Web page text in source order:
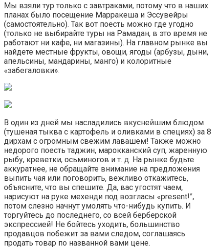
Мы взяли тур только с завтраками, потому что в наших
планах было посещение Марракеша и Эссувейры
(самостоятельно). Так вот поесть можно где угодно
(только не выбирайте туры на Рамадан, в это время не
работают ни кафе, ни магазины). На главном рынке вы
найдете местные фрукты, овощи, ягоды (арбузы, дыни,
апельсины, мандарины, манго) и колоритные
«забегаловки».
В один из дней мы насладились вкуснейшим блюдом
(тушеная тыква с картофель и оливками в специях) за 8
дирхам с огромным свежим лавашем! Также можно
недорого поесть таджин, марокканский суп, жаренную
рыбу, креветки, осьминогов и т. д. На рынке будьте
аккуратнее, не обращайте внимание на предложения
выпить чая или поговорить, вежливо откажитесь,
объясните, что вы спешите. Да, вас угостят чаем,
нарисуют на руке мехенди под возгласы «present!”,
потом слезно начнут умолять что-нибудь купить. И
торгуйтесь до последнего, со всей берберской
экспрессией! Не бойтесь уходить, большинство
продавцов побежит за вами следом, соглашаясь
продать товар по названной вами цене.